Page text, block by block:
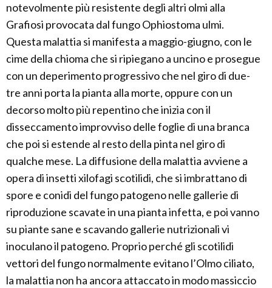
notevolmente più resistente degli altri olmi alla
Grafiosi provocata dal fungo Ophiostoma ulmi.
Questa malattia si manifesta a maggio-giugno, con le
cime della chioma che si ripiegano a uncino e prosegue
con un deperimento progressivo che nel giro di due-
tre anni porta la pianta alla morte, oppure con un
decorso molto più repentino che inizia con il
disseccamento improvviso delle foglie di una branca
che poi si estende al resto della pinta nel giro di
qualche mese. La diffusione della malattia avviene a
opera di insetti xilofagi scotilidi, che si imbrattano di
spore e conidi del fungo patogeno nelle gallerie di
riproduzione scavate in una pianta infetta, e poi vanno
su piante sane e scavando gallerie nutrizionali vi
inoculano il patogeno. Proprio perché gli scotilidi
vettori del fungo normalmente evitano l’Olmo ciliato,
la malattia non ha ancora attaccato in modo massiccio